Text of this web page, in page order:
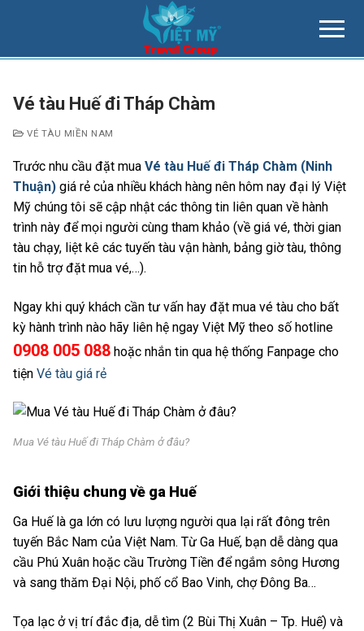
Vé tàu Huế đi Tháp Chàm
VÉ TÀU MIỀN NAM
Trước nhu cầu đặt mua Vé tàu Huế đi Tháp Chàm (Ninh
Thuận) giá rẻ của nhiều khách hàng nên hôm nay đại lý Việt
Mỹ chúng tôi sẽ cập nhật các thông tin liên quan về hành
trình này để mọi người cùng tham khảo (về giá vé, thời gian
tàu chạy, liệt kê các tuyến tàu vận hành, bảng giờ tàu, thông
tin hỗ trợ đặt mua vé,…).
Ngay khi quý khách cần tư vấn hay đặt mua vé tàu cho bất
kỳ hành trình nào hãy liên hệ ngay Việt Mỹ theo số hotline
0908 005 088 hoặc nhắn tin qua hệ thống Fanpage cho
tiện Vé tàu giá rẻ
Mua Vé tàu Huế đi Tháp Chàm ở đâu?
Giới thiệu chung về ga Huế
Ga Huế là ga lớn có lưu lượng người qua lại rất đông trên
tuyến Bắc Nam của Việt Nam. Từ Ga Huế, bạn dễ dàng qua
cầu Phú Xuân hoặc cầu Trường Tiền để ngắm sông Hương
và sang thăm Ðại Nội, phố cổ Bao Vinh, chợ Ðông Ba…
Tọa lạc ở vị trí đắc địa, dễ tìm (2 Bùi Thị Xuân – Tp. Huế) và